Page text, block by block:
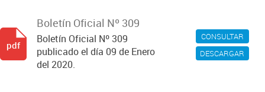
CONSULTAR
DESCARGAR
Boletín Oficial Nº 309
Boletín Oficial Nº 309
publicado el día 09 de Enero
del 2020.
pdf